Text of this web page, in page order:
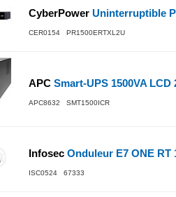
CyberPower Uninterruptible
CER0154 PR1500ERTXL2U
APC Smart-UPS 1500VA
APC8632 SMT1500ICR
Infosec Onduleur E7 ONE RT
ISC0524 67333